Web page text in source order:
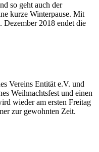
so geht auch der
kurze Winterpause. Mit
2018 endet die
Vereins Entität e.V. und
Weihnachtsfest und einen
wieder am ersten Freitag
zur gewohnten Zeit.